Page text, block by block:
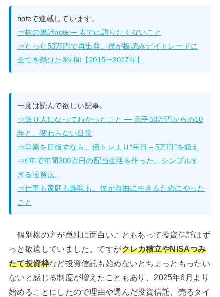
noteで連載しています。
⇒株の裏話note ─ 表では語りたくないこと
⇒たった50万円で再出発。僕が板読みデイトレードに
全てを懸けた3年間【2015〜2017年】
一度は読んで欲しい記事。
⇒億り人になってわかったこと — 元手50万円からの10
年と、変わらない日常
⇒専業を目指すなら、億トレより“毎日＋5万円”を狙え
⇒6年で年間300万円の配当生活を作った、シンプルす
ぎる投資法。
⇒仕事も家庭も趣味も。僕が自由に生きるためにやった
こと
個別株の方が単純に面白いこともあって投資信託はず
っと敬遠していました。ですがクレカ積立やNISAつみ
たて投資枠など投資信託も始めないとちょっともったい
ないと感じる制度が増えたこともあり、2025年6月より
始めることにしたので理由や選んだ投資信託、売るタイ